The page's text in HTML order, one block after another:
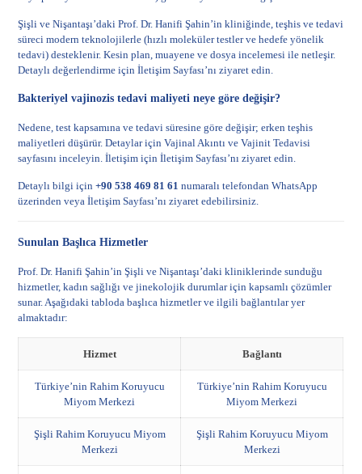
Şişli ve Nişantaşı’daki Prof. Dr. Hanifi Şahin’in kliniğinde, teşhis ve tedavi
süreci modern teknolojilerle (hızlı moleküler testler ve hedefe yönelik
tedavi) desteklenir. Kesin plan, muayene ve dosya incelemesi ile netleşir.
Detaylı değerlendirme içinİletişim Sayfası’nı ziyaret edin.
Bakteriyel vajinozis tedavi maliyeti neye göre değişir?
Nedene, test kapsamına ve tedavi süresine göre değişir; erken teşhis
maliyetleri düşürür. Detaylar içinVajinal Akıntı ve Vajinit Tedavisi
sayfasını inceleyin. İletişim içinİletişim Sayfası’nı ziyaret edin.
Detaylı bilgi için+90 538 469 81 61 numaralı telefondan WhatsApp
üzerinden veyaİletişim Sayfası’nı ziyaret edebilirsiniz.
Sunulan Başlıca Hizmetler
Prof. Dr. Hanifi Şahin’in Şişli ve Nişantaşı’daki kliniklerinde sunduğu
hizmetler, kadın sağlığı ve jinekolojik durumlar için kapsamlı çözümler
sunar. Aşağıdaki tabloda başlıca hizmetler ve ilgili bağlantılar yer
almaktadır:
Hizmet Bağlantı
Türkiye’nin Rahim Koruyucu
Miyom Merkezi
Türkiye’nin Rahim Koruyucu
Miyom Merkezi
Şişli Rahim Koruyucu Miyom
Merkezi
Şişli Rahim Koruyucu Miyom
Merkezi